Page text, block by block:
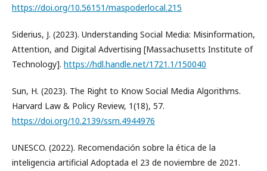
https://doi.org/10.56151/maspoderlocal.215
Siderius, J. (2023). Understanding Social Media: Misinformation,
Attention, and Digital Advertising [Massachusetts Institute of
Technology]. https://hdl.handle.net/1721.1/150040
Sun, H. (2023). The Right to Know Social Media Algorithms.
Harvard Law & Policy Review, 1(18), 57.
https://doi.org/10.2139/ssrn.4944976
UNESCO. (2022). Recomendación sobre la ética de la
inteligencia artificial Adoptada el 23 de noviembre de 2021.